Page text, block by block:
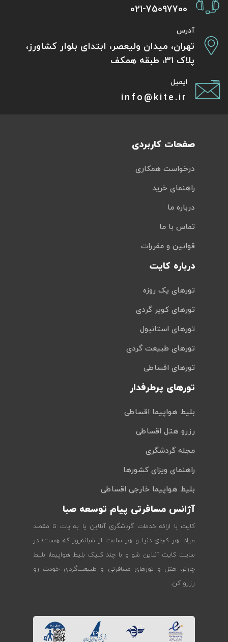
021-75097700
آدرس
تهران، میدان ولیعصر، ابتدای بلوار کشاورز،
پلاک 31، طبقه همکف
ایمیل
info@kite.ir
صفحات کاربردی
درخواست همکاری
راهنمای خرید
درباره ما
تماس با ما
قوانین و مقررات
درباره کایت
تورهای یک روزه
تورهای کویر گردی
تورهای استانبول
تورهای طبیعت گردی
تورهای اقساطی
تورهای پرطرفدار
بلیط هواپیما اقساطی
رزرو هتل اقساطی
مجله گردشگری
راهنمای ویزای کشورها
بلیط هواپیما خارجی اقساطی
آژانس مسافرتی پیام توسعه صبا
کایت با ارائه خدمات گردشگری آنلاین پا به پات تا مقصد
میاد. هر کجای دنیا و هر ساعت از شبانه‌روز که هست؛ در
سایت کایت آنلاین شو و با چند کلیک بلیط هواپیما، بلیط
چارتر، هتل و تورهای مسافرتی و طبیعت‌گردی خودت رو
رزرو کن.